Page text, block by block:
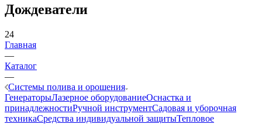
Дождеватели
24
Главная
—
Каталог
—
Системы полива и орошения
ГенераторыЛазерное оборудованиеОснастка и
принадлежностиРучной инструментСадовая и уборочная
техникаСредства индивидуальной защитыТепловое